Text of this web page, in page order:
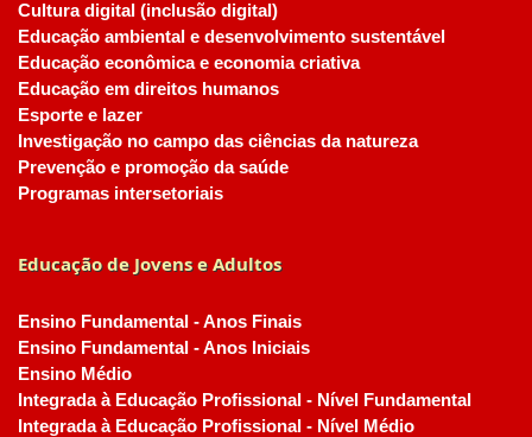
Cultura digital (inclusão digital)
Educação ambiental e desenvolvimento sustentável
Educação econômica e economia criativa
Educação em direitos humanos
Esporte e lazer
Investigação no campo das ciências da natureza
Prevenção e promoção da saúde
Programas intersetoriais
Educação de Jovens e Adultos
Ensino Fundamental - Anos Finais
Ensino Fundamental - Anos Iniciais
Ensino Médio
Integrada à Educação Profissional - Nível Fundamental
Integrada à Educação Profissional - Nível Médio